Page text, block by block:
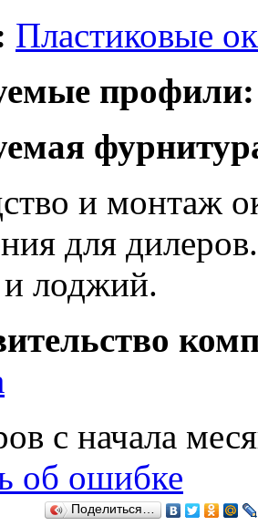
Пластиковые
профили:
и монтаж
для
и лоджий.
с начала
об ошибке
Поделиться…